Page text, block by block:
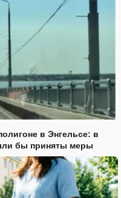
в Энгельсе: в
бы приняты меры